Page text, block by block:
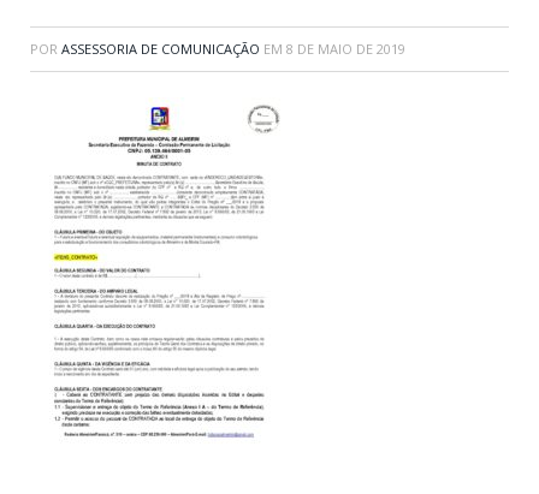
POR ASSESSORIA DE COMUNICAÇÃO EM 8 DE MAIO DE 2019